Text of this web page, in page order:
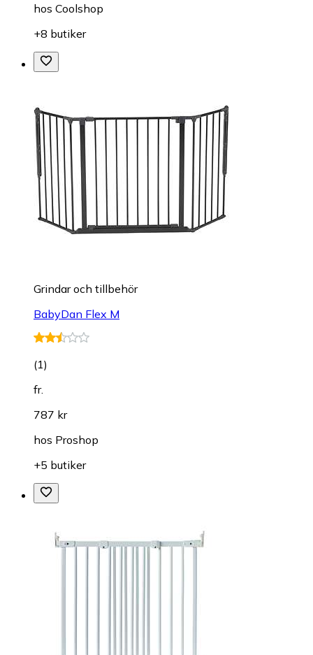
hos Coolshop
+8 butiker
Grindar och tillbehör
BabyDan Flex M
(1)
fr.
787 kr
hos Proshop
+5 butiker